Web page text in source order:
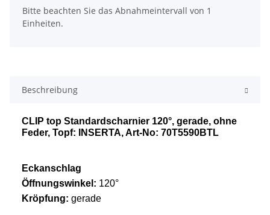
Bitte beachten Sie das Abnahmeintervall von 1
Einheiten.
Beschreibung
CLIP top Standardscharnier 120°, gerade, ohne
Feder, Topf: INSERTA, Art-No: 70T5590BTL
Eckanschlag
Öffnungswinkel: 120°
Kröpfung: gerade